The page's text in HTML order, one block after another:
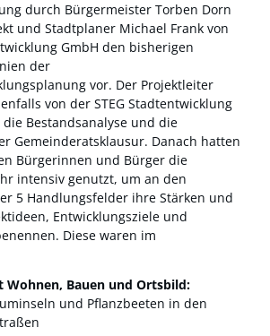
durch Bürgermeister Torben Dorn
und Stadtplaner Michael Frank von
GmbH den bisherigen
der
vor. Der Projektleiter
von der STEG Stadtentwicklung
Bestandsanalyse und die
Gemeinderatsklausur. Danach hatten
Bürgerinnen und Bürger die
intensiv genutzt, um an den
5 Handlungsfelder ihre Stärken und
Entwicklungsziele und
Diese waren im
Wohnen, Bauen und Ortsbild:
und Pflanzbeeten in den